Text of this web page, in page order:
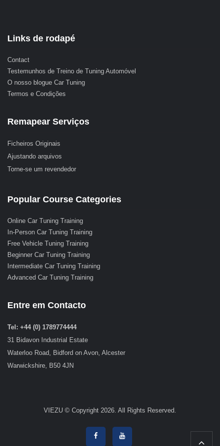
Links de rodapé
Contact
Testemunhos de Treino de Tuning Automóvel
O nosso blogue Car Tuning
Termos e Condições
Remapear Serviços
Ficheiros Originais
Ajustando arquivos
Torne-se um revendedor
Popular Course Categories
Online Car Tuning Training
In-Person Car Tuning Training
Free Vehicle Tuning Training
Beginner Car Tuning Training
Intermediate Car Tuning Training
Advanced Car Tuning Training
Entre em Contacto
Tel: +44 (0) 1789774444
31 Bidavon Industrial Estate
Waterloo Road, Bidford on Avon, Alcester
Warwickshire, B50 4JN
VIEZU © Copyright 2026. All Rights Reserved.